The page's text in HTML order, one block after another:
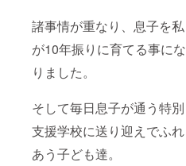
諸事情が重なり、息子を私
が10年振りに育てる事にな
りました。
そして毎日息子が通う特別
支援学校に送り迎えでふれ
あう子ども達。